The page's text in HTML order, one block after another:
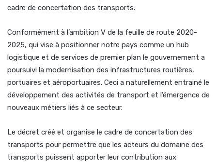
cadre de concertation des transports.
Conformément à l’ambition V de la feuille de route 2020-
2025, qui vise à positionner notre pays comme un hub
logistique et de services de premier plan le gouvernement a
poursuivi la modernisation des infrastructures routières,
portuaires et aéroportuaires. Ceci a naturellement entrainé le
développement des activités de transport et l’émergence de
nouveaux métiers liés à ce secteur.
Le décret créé et organise le cadre de concertation des
transports pour permettre que les acteurs du domaine des
transports puissent apporter leur contribution aux